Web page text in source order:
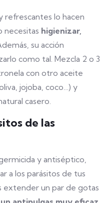
refrescantes lo hacen
necesitas higienizar,
su acción
como tal. Mezcla 2 o 3
con otro aceite
jojoba, coco…) y
casero.
de las
y antiséptico,
a los parásitos de tus
extender un par de gotas